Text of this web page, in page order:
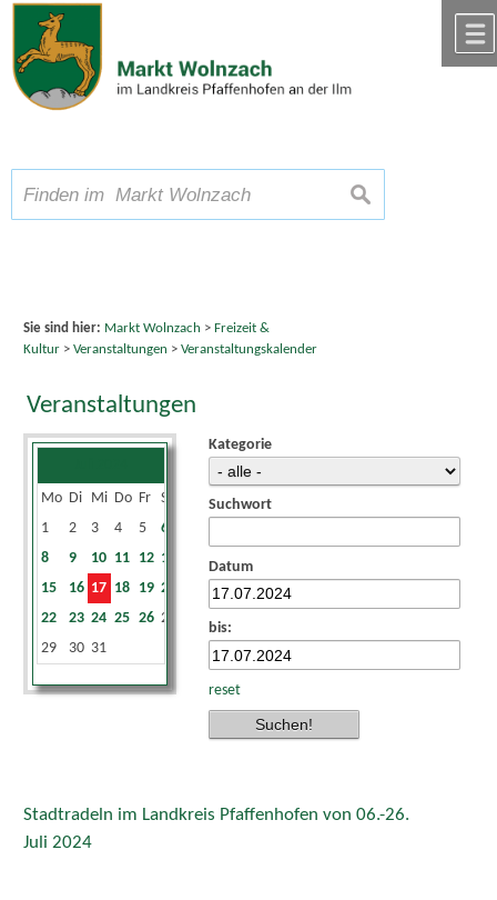
Zum Inhalt,zur Navigation
Schriftgröße A A A suchen
Sie sind hier: Markt Wolnzach > Freizeit &
Kultur> Veranstaltungen > Veranstaltungskalender
Veranstaltungen
Mo Di Mi Do Fr Sa
1
2 3 4 5 6
8
9 10 11 12 13
15
16 17 18 19 20
22
23 24 25 26 27
29
30 31
Kategorie
Suchwort
Datum
bis:
reset
Stadtradeln im Landkreis Pfaffenhofen von 06.-26.
Juli 2024